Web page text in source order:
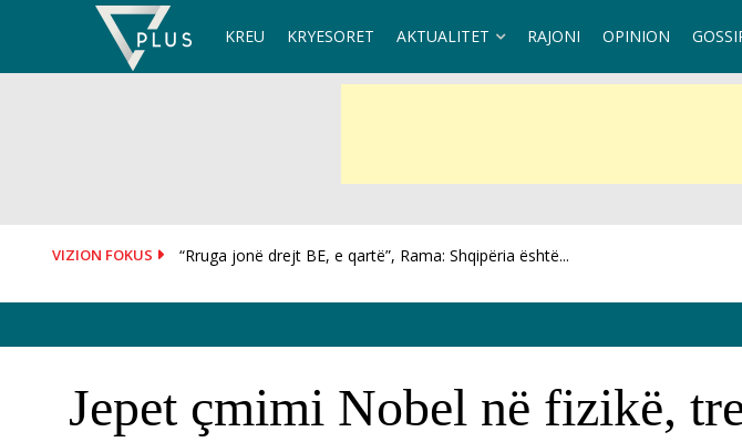
KREU KRYESORET AKTUALITET RAJONI OPINION
VIZION FOKUS Reali, dy goditje në pak orë! Blen Diomande dhe...
Jepet çmimi Nobel në fizikë,